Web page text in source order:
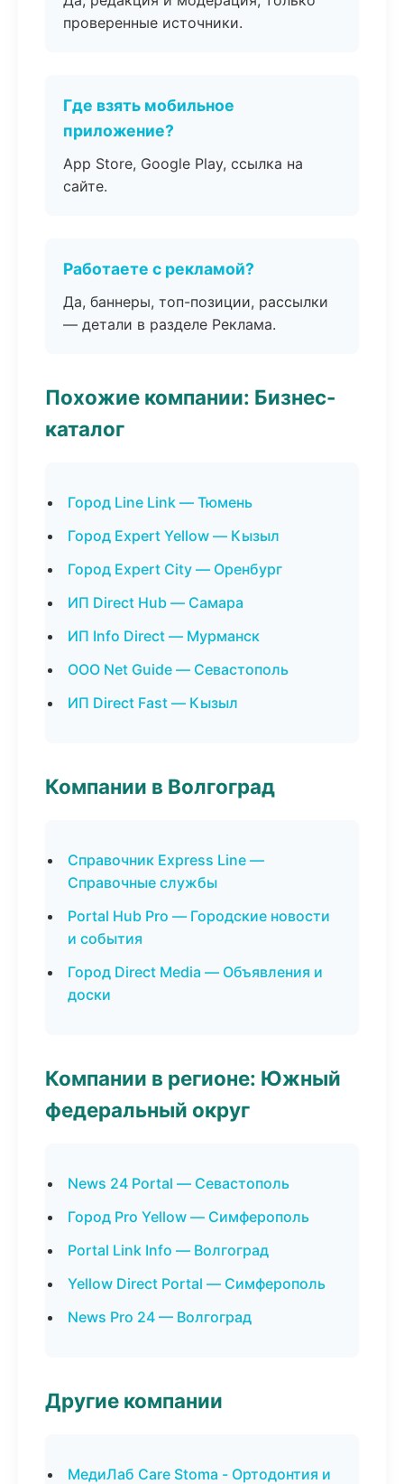
проверенные источники.
Где взять мобильное
приложение?
App Store, Google Play, ссылка на
сайте.
Работаете с рекламой?
Да, баннеры, топ-позиции, рассылки
— детали в разделе Реклама.
Похожие компании: Бизнес-
каталог
Город Line Link — Тюмень
Город Expert Yellow — Кызыл
Город Expert City — Оренбург
ИП Direct Hub — Самара
ИП Info Direct — Мурманск
ООО Net Guide — Севастополь
ИП Direct Fast — Кызыл
Компании в Волгоград
Справочник Express Line —
Справочные службы
Portal Hub Pro — Городские новости
и события
Город Direct Media — Объявления и
доски
Компании в регионе: Южный
федеральный округ
News 24 Portal — Севастополь
Город Pro Yellow — Симферополь
Portal Link Info — Волгоград
Yellow Direct Portal — Симферополь
News Pro 24 — Волгоград
Другие компании
МедиЛаб Care Stoma - Ортодонтия и